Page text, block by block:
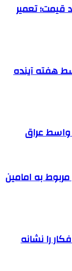
قیمت؛ تعمیر
هفته آینده
واسط عراق
مربوط به امامین
را نشانه